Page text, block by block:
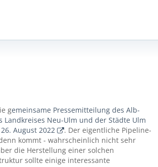
gemeinsame Pressemitteilung des Alb-
Landkreises Neu-Ulm und der Städte Ulm
August 2022
. Der eigentliche Pipeline-
kommt - wahrscheinlich nicht sehr
die Herstellung einer solchen
sollte einige interessante